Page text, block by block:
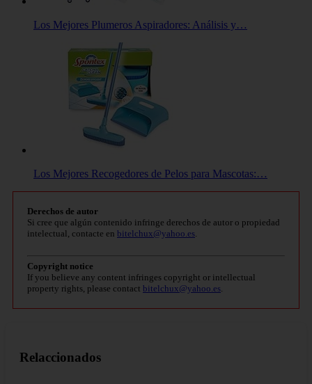
Los Mejores Plumeros Aspiradores: Análisis y…
Los Mejores Recogedores de Pelos para Mascotas:…
Derechos de autor
Si cree que algún contenido infringe derechos de autor o propiedad
intelectual, contacte en bitelchux@yahoo.es.
Copyright notice
If you believe any content infringes copyright or intellectual
property rights, please contact bitelchux@yahoo.es.
Relaccionados